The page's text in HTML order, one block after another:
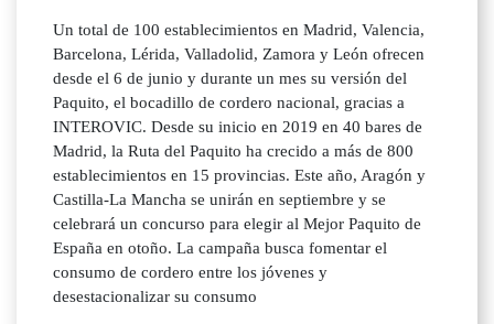
Un total de 100 establecimientos en Madrid, Valencia,
Barcelona, Lérida, Valladolid, Zamora y León ofrecen
desde el 6 de junio y durante un mes su versión del
Paquito, el bocadillo de cordero nacional, gracias a
INTEROVIC. Desde su inicio en 2019 en 40 bares de
Madrid, la Ruta del Paquito ha crecido a más de 800
establecimientos en 15 provincias. Este año, Aragón y
Castilla-La Mancha se unirán en septiembre y se
celebrará un concurso para elegir al Mejor Paquito de
España en otoño. La campaña busca fomentar el
consumo de cordero entre los jóvenes y
desestacionalizar su consumo